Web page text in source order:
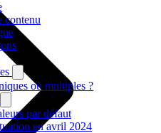
contenu
ou multiples ?
par défaut
en avril 2024